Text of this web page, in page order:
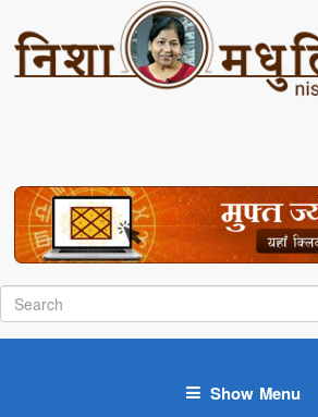
Show Menu